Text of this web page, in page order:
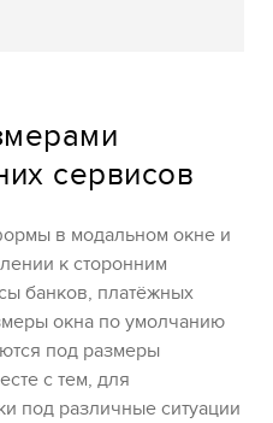
сервисов
в модальном окне и
к сторонним
банков, платёжных
окна по умолчанию
под размеры
с тем, для
под различные ситуации